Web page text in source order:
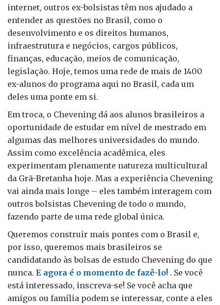
internet, outros ex-bolsistas têm nos ajudado a
entender as questões no Brasil, como o
desenvolvimento e os direitos humanos,
infraestrutura e negócios, cargos públicos,
finanças, educação, meios de comunicação,
legislação. Hoje, temos uma rede de mais de 1400
ex-alunos do programa aqui no Brasil, cada um
deles uma ponte em si.
Em troca, o Chevening dá aos alunos brasileiros a
oportunidade de estudar em nível de mestrado em
algumas das melhores universidades do mundo.
Assim como excelência acadêmica, eles
experimentam plenamente natureza multicultural
da Grã-Bretanha hoje. Mas a experiência Chevening
vai ainda mais longe – eles também interagem com
outros bolsistas Chevening de todo o mundo,
fazendo parte de uma rede global única.
Queremos construir mais pontes com o Brasil e,
por isso, queremos mais brasileiros se
candidatando às bolsas de estudo Chevening do que
nunca. E agora é o momento de fazê-lo! . Se você
está interessado, inscreva-se! Se você acha que
amigos ou família podem se interessar, conte a eles